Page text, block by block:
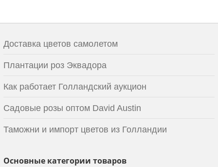
Доставка цветов самолетом
Плантации роз Эквадора
Как работает Голландский аукцион
Садовые розы оптом David Austin
Таможни и импорт цветов из Голландии
Основные категории товаров